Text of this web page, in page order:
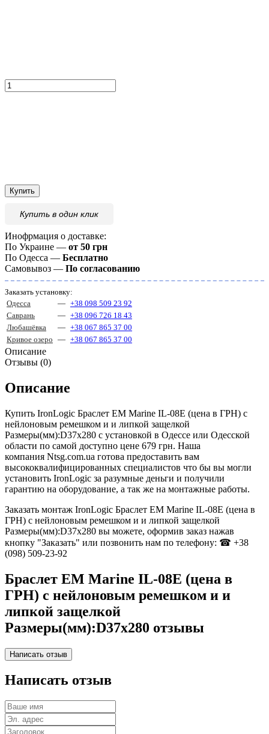
Купить
Купить в один клик
Инофрмация о доставке:
По Украине — от 50 грн
По Одесса — Бесплатно
Самовывоз — По согласованию
Заказать установку:
Одесса
— +38 098 509 23 92
Саврань
— +38 096 726 18 43
Любашёвка
— +38 067 865 37 00
Кривое озеро — +38 067 865 37 00
Описание
Отзывы (0)
Описание
Купить IronLogic Браслет EM Marine IL-08E (цена в ГРН) с
нейлоновым ремешком и и липкой защелкой
Размеры(мм):D37х280 с установкой в Одессе или Одесской
области по самой доступно цене 679 грн. Наша
компания Ntsg.com.ua готова предоставить вам
высококвалифицированных специалистов что бы вы могли
установить IronLogic за разумные деньги и получили
гарантию на оборудование, а так же на монтажные работы.
Заказать монтаж IronLogic Браслет EM Marine IL-08E (цена в
ГРН) с нейлоновым ремешком и и липкой защелкой
Размеры(мм):D37х280 вы можете, оформив заказ нажав
кнопку "Заказать" или позвонить нам по телефону: ☎ +38
(098) 509-23-92
Браслет EM Marine IL-08E (цена в
ГРН) с нейлоновым ремешком и и
липкой защелкой
Размеры(мм):D37х280 отзывы
Написать отзыв